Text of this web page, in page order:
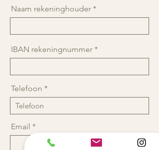
Naam rekeninghouder
IBAN rekeningnummer
Telefoon
Email